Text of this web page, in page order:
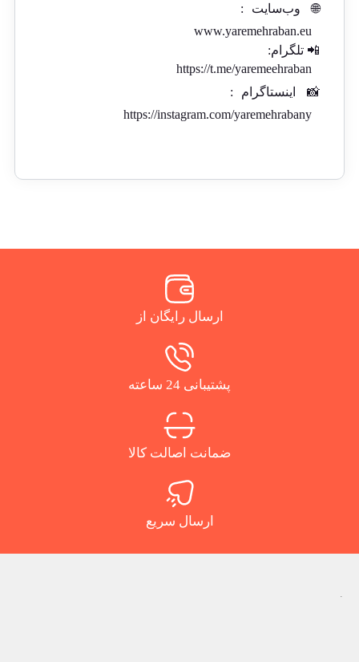
🌐
وب‌سایت
:
www.yaremehraban.eu
📲 تلگرام:
https://t.me/yaremeehraban
📸
اینستاگرام
:
https://instagram.com/yaremehrabany
ارسال رایگان از
پشتیبانی 24 ساعته
ضمانت اصالت کالا
ارسال سریع